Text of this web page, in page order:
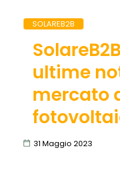
SOLAREB2B
ultime
mercato
31 Maggio 2023